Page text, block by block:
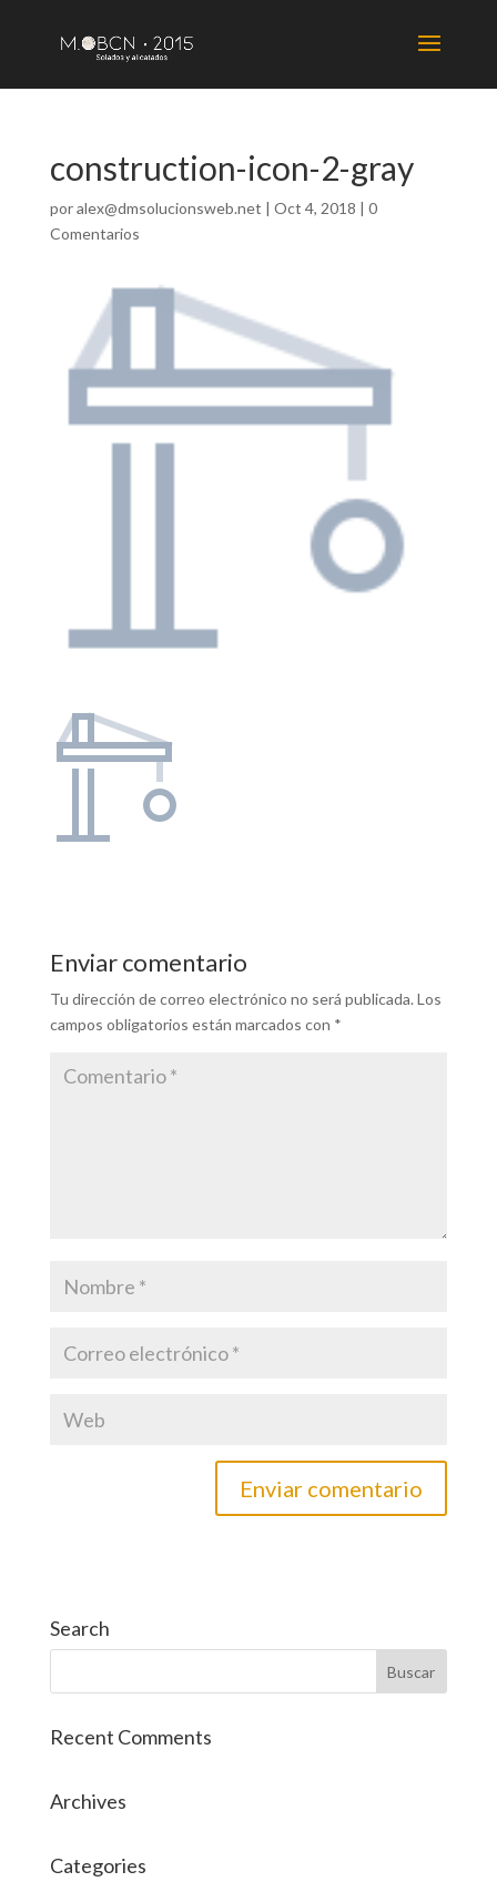
construction-icon-2-gray
poralex@dmsolucionsweb.net | Oct 4, 2018 | 0
Comentarios
Enviar comentario
Tu dirección de correo electrónico no será publicada. Los
campos obligatorios están marcados con *
Search
Recent Comments
Archives
Categories